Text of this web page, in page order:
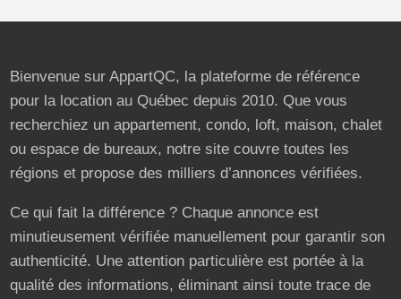
Bienvenue sur AppartQC, la plateforme de référence
pour la location au Québec depuis 2010. Que vous
recherchiez un appartement, condo, loft, maison, chalet
ou espace de bureaux, notre site couvre toutes les
régions et propose des milliers d’annonces vérifiées.
Ce qui fait la différence ? Chaque annonce est
minutieusement vérifiée manuellement pour garantir son
authenticité. Une attention particulière est portée à la
qualité des informations, éliminant ainsi toute trace de